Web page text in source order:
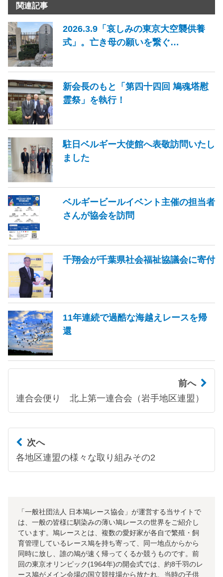
関連記事
2026.3.9「哀しみの東京大空襲供養
式」。亡き母の願いを繋ぐ…
新会長のもと「第四十四回 鳩魂塔慰
霊祭」を執行！
駐日ベルギー大使館へ表敬訪問いたし
ました
ベルギービールイベント主催の担当者
さんが協会を訪問
千翔会が千葉県社会福祉協議会に寄付
11年連続で過酷な海越えレースを帰
還
前へ
連合会便り 北上第一連合会（岩手地区連盟）
次へ
各地区連盟の様々な取り組みその2
「一般社団法人 日本鳩レース協会」が運営する当サイトで
は、一般の皆様に馴染みの薄い鳩レースの世界をご紹介し
ています。鳩レースとは、複数の愛好家が各自で繁殖・飼
育管理しているレース鳩を持ち寄って、同一地点からから
同時に放し、誰の鳩が速く帰ってくるか競うものです。前
回の東京オリンピック(1964年)の開会式では、約8千羽のレ
ース鳩がメイン会場の国立競技場から放たれ、当時の子供